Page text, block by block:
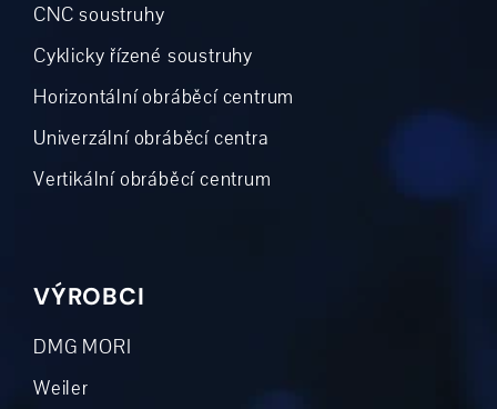
CNC soustruhy
Cyklicky řízené soustruhy
Horizontální obráběcí centrum
Univerzální obráběcí centra
Vertikální obráběcí centrum
VÝROBCI
DMG MORI
Weiler